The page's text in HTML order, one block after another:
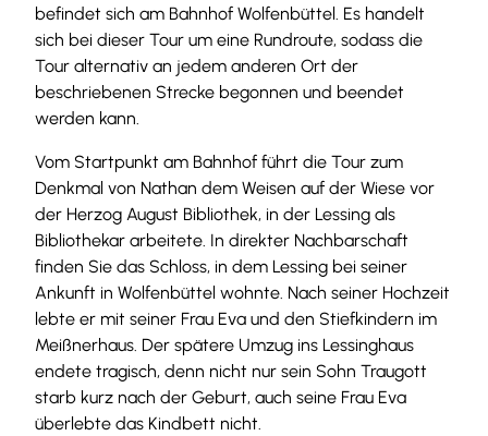
befindet sich am Bahnhof Wolfenbüttel. Es handelt
sich bei dieser Tour um eine Rundroute, sodass die
Tour alternativ an jedem anderen Ort der
beschriebenen Strecke begonnen und beendet
werden kann.
Vom Startpunkt am Bahnhof führt die Tour zum
Denkmal von Nathan dem Weisen auf der Wiese vor
der Herzog August Bibliothek, in der Lessing als
Bibliothekar arbeitete. In direkter Nachbarschaft
finden Sie das Schloss, in dem Lessing bei seiner
Ankunft in Wolfenbüttel wohnte. Nach seiner Hochzeit
lebte er mit seiner Frau Eva und den Stiefkindern im
Meißnerhaus. Der spätere Umzug ins Lessinghaus
endete tragisch, denn nicht nur sein Sohn Traugott
starb kurz nach der Geburt, auch seine Frau Eva
überlebte das Kindbett nicht.